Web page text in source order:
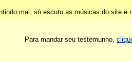
mal, só escuto as músicas do site e
Para mandar seu testemunho,